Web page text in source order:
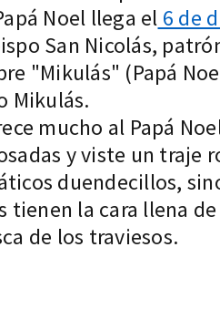
Noel llega el 6 de
San Nicolás,
"Mikulás" (Papá
Mikulás.
mucho al Papá
y viste un traje
duendecillos,
tienen la cara llena
de los traviesos.